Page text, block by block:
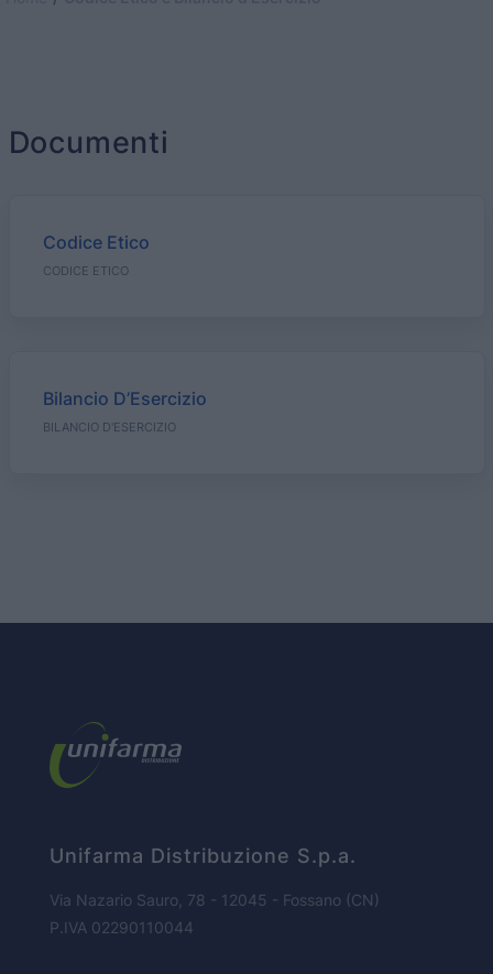
Documenti
Codice Etico
CODICE ETICO
Bilancio D’Esercizio
BILANCIO D'ESERCIZIO
Unifarma Distribuzione S.p.a.
Via Nazario Sauro, 78 - 12045 - Fossano (CN)
P.IVA 02290110044